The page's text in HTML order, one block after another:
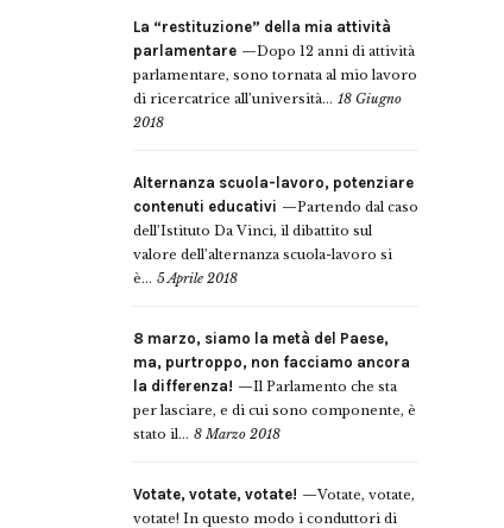
La “restituzione” della mia attività
parlamentare
Dopo 12 anni di attività
parlamentare, sono tornata al mio lavoro
di ricercatrice all’università... 18 Giugno
2018
Alternanza scuola-lavoro, potenziare
contenuti educativi
Partendo dal caso
dell’Istituto Da Vinci, il dibattito sul
valore dell’alternanza scuola-lavoro si
è... 5 Aprile 2018
8 marzo, siamo la metà del Paese,
ma, purtroppo, non facciamo ancora
la differenza!
Il Parlamento che sta
per lasciare, e di cui sono componente, è
stato il... 8 Marzo 2018
Votate, votate, votate!
Votate, votate,
votate! In questo modo i conduttori di